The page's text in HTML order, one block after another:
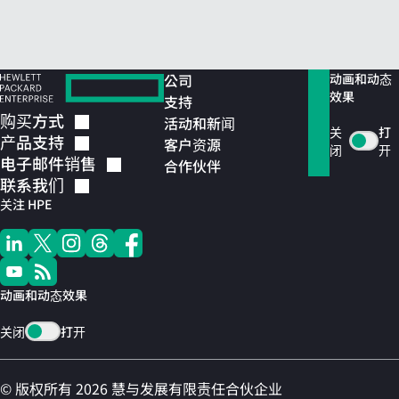
购买方式
产品支持
电子邮件销售
联系我们
关注 HPE
动画和动态效果
关闭 打开
公司
支持
活动和新闻
客户资源
合作伙伴
动画和动态
效果
关
闭
打
开
© 版权所有 2026 慧与发展有限责任合伙企业